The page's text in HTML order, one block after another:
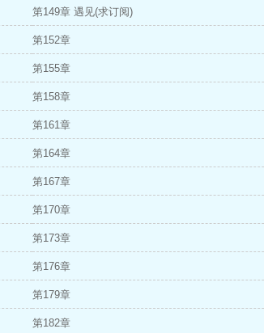
第149章 遇见(求订阅)
第152章
第155章
第158章
第161章
第164章
第167章
第170章
第173章
第176章
第179章
第182章